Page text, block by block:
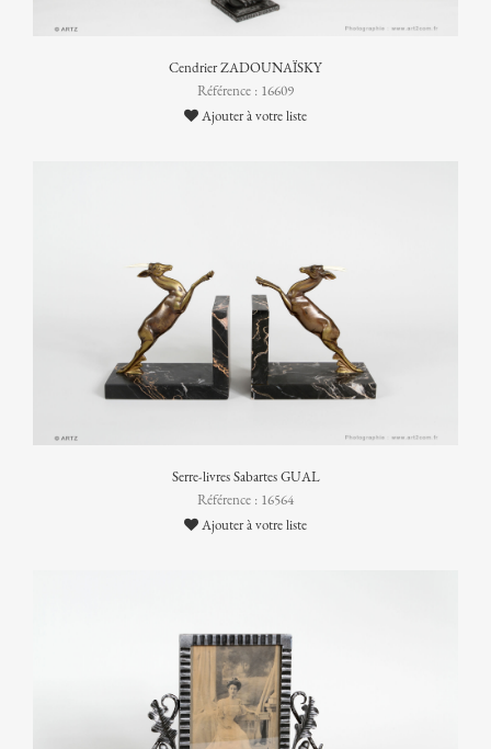
Cendrier ZADOUNAÏSKY
Référence : 16609
Ajouter à votre liste
Serre-livres Sabartes GUAL
Référence : 16564
Ajouter à votre liste